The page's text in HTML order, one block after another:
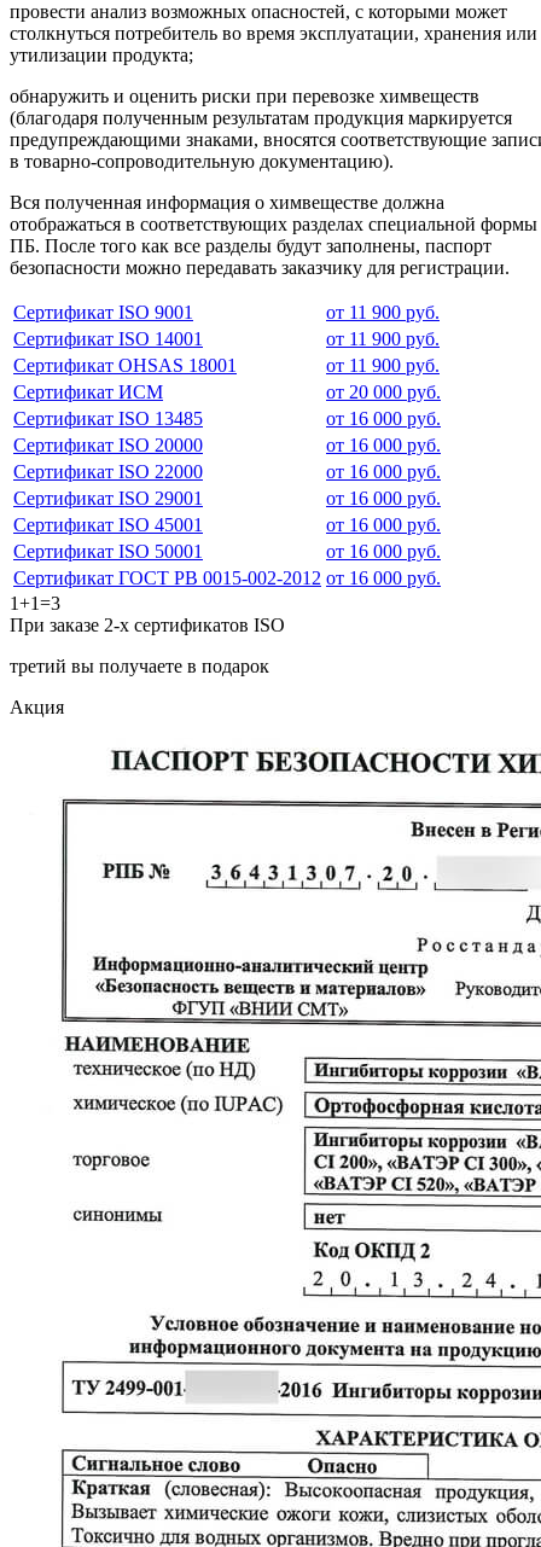
провести анализ возможных опасностей, с которыми может
столкнуться потребитель во время эксплуатации, хранения или
утилизации продукта;
обнаружить и оценить риски при перевозке химвеществ
(благодаря полученным результатам продукция маркируется
предупреждающими знаками, вносятся соответствующие
в товарно-сопроводительную документацию).
Вся полученная информация о химвеществе должна
отображаться в соответствующих разделах специальной формы
ПБ. После того как все разделы будут заполнены, паспорт
безопасности можно передавать заказчику для регистрации.
Сертификат ISO 9001
от 11 900 руб.
Сертификат ISO 14001
от 11 900 руб.
Сертификат OHSAS 18001
от 11 900 руб.
Сертификат ИСМ
от 20 000 руб.
Сертификат ISO 13485
от 16 000 руб.
Сертификат ISO 20000
от 16 000 руб.
Сертификат ISO 22000
от 16 000 руб.
Сертификат ISO 29001
от 16 000 руб.
Сертификат ISO 45001
от 16 000 руб.
Сертификат ISO 50001
от 16 000 руб.
Сертификат ГОСТ РВ 0015-002-2012 от 16 000 руб.
1+1=3
При заказе 2-х сертификатов ISO
третий вы получаете в подарок
Акция